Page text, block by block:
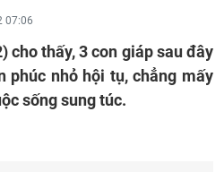
07:06
cho thấy, 3 con giáp sau đây
phúc nhỏ hội tụ, chẳng mấy
sống sung túc.